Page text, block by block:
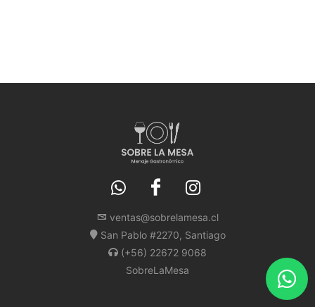
ventas@sobrelamesa.cl
San Pablo #2270, Santiago
(+56) 22672 9068
SobreLaMesa